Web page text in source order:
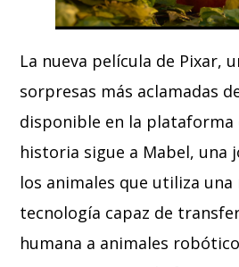
La nueva película de Pixar,
sorpresas más aclamadas
disponible en la plataforma
historia sigue a Mabel, una
los animales que utiliza
tecnología capaz de
humana a animales